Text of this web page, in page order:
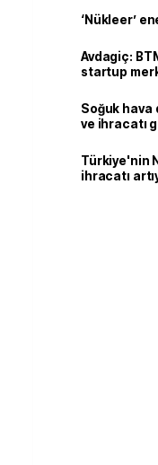
‘Nükleer’
Avdagiç:
startup
Soğuk hava
ve ihracatı
Türkiye'nin
ihracatı